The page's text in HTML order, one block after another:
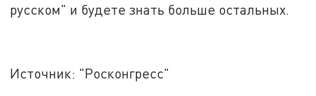
русском" и будете знать больше остальных.
Источник: "Росконгресс"